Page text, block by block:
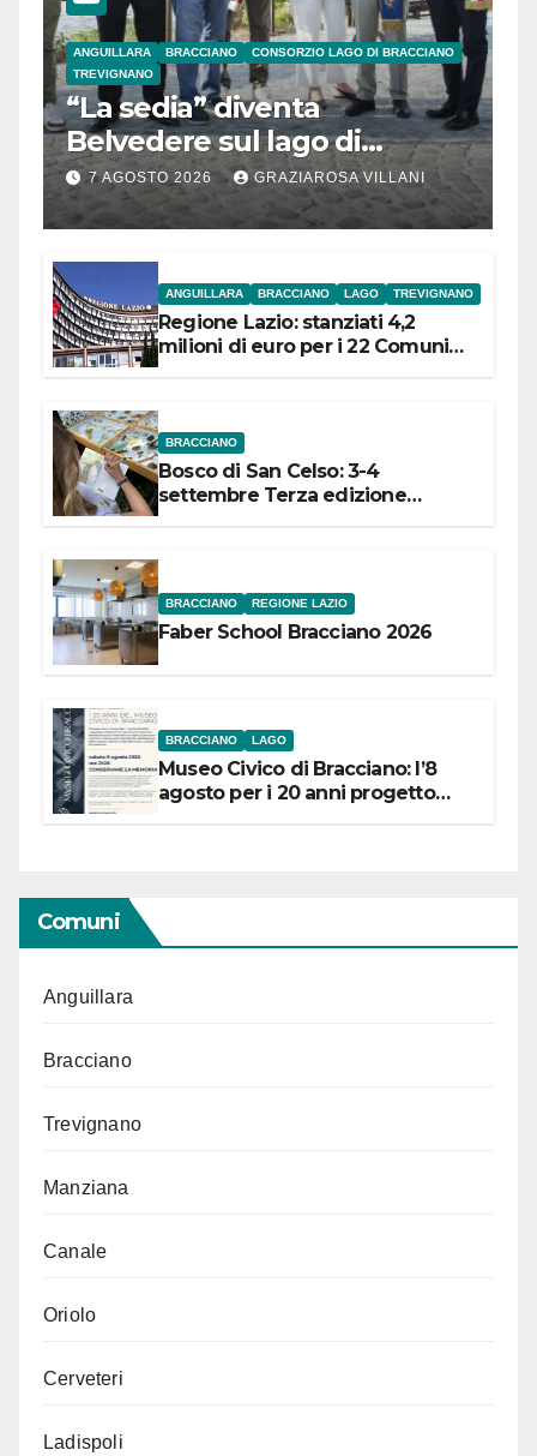
ANGUILLARA BRACCIANO
CONSORZIO LAGO DI BRACCIANO
TREVIGNANO
“La sedia” diventa
Belvedere sul lago di
Bracciano: ieri
l’inaugurazione
7 AGOSTO 2026 GRAZIAROSA VILLANI
ANGUILLARA BRACCIANO LAGO TREVIGNANO
Regione Lazio: stanziati 4,2
milioni di euro per i 22 Comuni
BRACCIANO
Bosco di San Celso: 3-4
settembre Terza edizione
BRACCIANO REGIONE LAZIO
Faber School Bracciano 2026
BRACCIANO LAGO
Museo Civico di Bracciano: l’8
agosto per i 20 anni progetto
Comuni
Anguillara
Bracciano
Trevignano
Manziana
Canale
Oriolo
Cerveteri
Ladispoli